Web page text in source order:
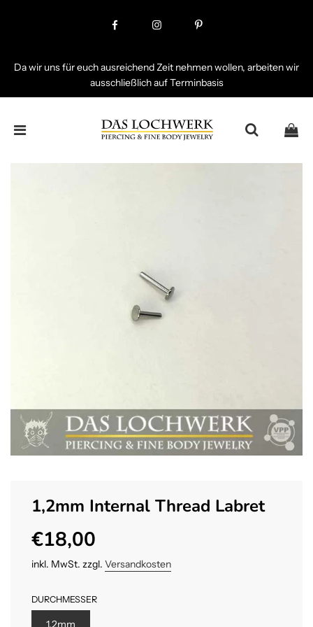
Da wir uns für euch ausreichend Zeit nehmen wollen, arbeiten wir
ausschließlich auf Terminbasis
1,2mm Internal Thread Labret
Sonderpreis
Normaler
Preis
€18,00
inkl. MwSt. zzgl. Versandkosten
DURCHMESSER
1.2mm